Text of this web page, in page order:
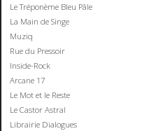
Le Tréponème Bleu Pâle
La Main de Singe
Muziq
Rue du Pressoir
Inside-Rock
Arcane 17
Le Mot et le Reste
Le Castor Astral
Librairie Dialogues